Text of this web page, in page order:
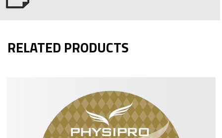
RELATED PRODUCTS